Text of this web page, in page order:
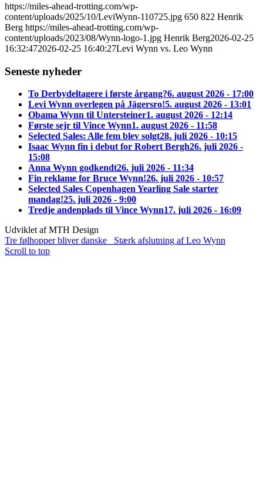
https://miles-ahead-trotting.com/wp-
content/uploads/2025/10/LeviWynn-110725.jpg 650 822 Henrik
Berg https://miles-ahead-trotting.com/wp-
content/uploads/2023/08/Wynn-logo-1.jpg Henrik Berg2026-02-25
16:32:472026-02-25 16:40:27Levi Wynn vs. Leo Wynn
Seneste nyheder
To Derbydeltagere i første årgang?6. august 2026 - 17:00
Levi Wynn overlegen på Jägersro!5. august 2026 - 13:01
Obama Wynn til Untersteiner1. august 2026 - 12:14
Første sejr til Vince Wynn1. august 2026 - 11:58
Selected Sales: Alle fem blev solgt28. juli 2026 - 10:15
Isaac Wynn fin i debut for Robert Bergh26. juli 2026 -
15:08
Anna Wynn godkendt26. juli 2026 - 11:34
Fin reklame for Bruce Wynn!26. juli 2026 - 10:57
Selected Sales Copenhagen Yearling Sale starter
mandag!25. juli 2026 - 9:00
Tredje andenplads til Vince Wynn17. juli 2026 - 16:09
Udviklet af MTH Design
Tre følhopper bliver danske
Stærk afslutning af Leo Wynn
Scroll to top